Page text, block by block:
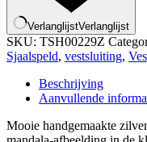
VerlanglijstVerlanglijst
SKU: TSH00229Z
Sjaalspeld, vestsluiting,
Beschrijving
Aanvullende
Mooie handgemaakte